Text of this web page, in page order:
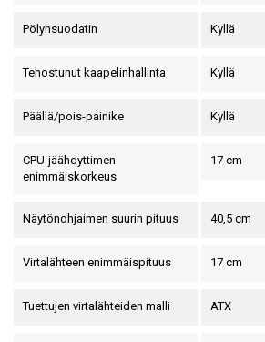
Pölynsuodatin Kyllä
Tehostunut kaapelinhallinta Kyllä
Päällä/pois-painike Kyllä
CPU-jäähdyttimen
enimmäiskorkeus
17 cm
Näytönohjaimen suurin pituus 40,5 cm
Virtalähteen enimmäispituus 17 cm
Tuettujen virtalähteiden malli ATX